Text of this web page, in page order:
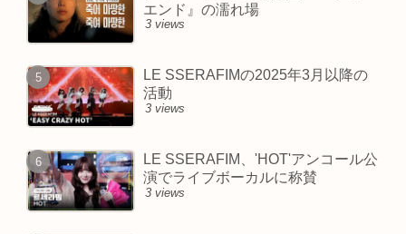
エンド』の濡れ場
3 views
LE SSERAFIMの2025年3月以降の
活動
3 views
LE SSERAFIM、'HOT'アンコール公
演でライブボーカルに称賛
3 views